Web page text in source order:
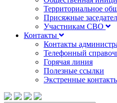
Территориальное
Присяжные
Участникам СВО
Контакты
Контакты
Телефонный
Горячая линия
Полезные ссылки
Экстренные